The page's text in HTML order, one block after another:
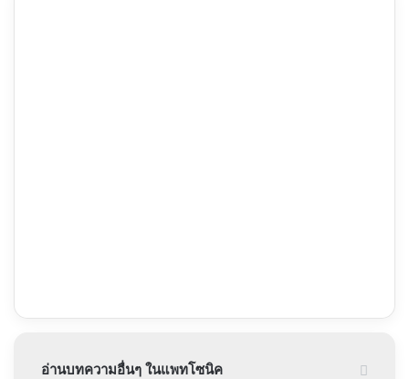
อ่านบทความอื่นๆ ในแพทโซนิค